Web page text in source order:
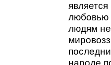
любовью
людям
народе